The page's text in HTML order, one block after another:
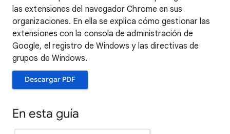
las extensiones del navegador Chrome en sus
organizaciones. En ella se explica cómo gestionar las
extensiones con la consola de administración de
Google, el registro de Windows y las directivas de
grupos de Windows.
Descargar PDF
En esta guía